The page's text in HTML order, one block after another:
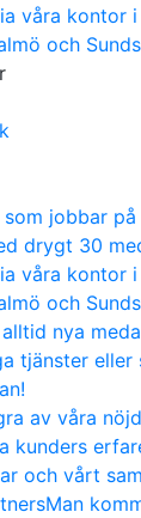
våra kontor
och
jobbar på
drygt 30
våra kontor
och
nya
tjänster eller
av våra
kunders
och vårt
Man